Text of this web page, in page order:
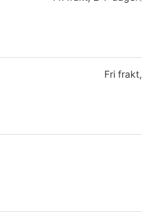
Fri frakt,